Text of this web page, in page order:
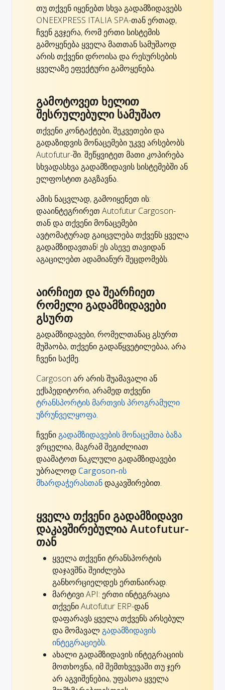
თუ თქვენ იყენებთ სხვა გადამზიდავებს
ONEEXPRESS ITALIA SPA-თან ერთად,
ჩვენ გვჯერა, რომ ერთი სისტემის
გამოყენება ყველა მათთან სამუშაოდ
არის თქვენი დროისა და რესურსების
ყველაზე ეფექტური გამოყენება.
გამოტოვეთ ხელით
შესრულებული სამუშაო
თქვენი კონტაქტები, შეკვეთები და
გადაზიდვის მონაცემები უკვე არსებობს
Autofutur-ში. შეწყვიტეთ მათი კოპირება
სხვადასხვა გადამზიდავის სისტემებში ან
ელფოსტით გაგზავნა.
ამის ნაცვლად, გამოიყენეთ ის:
დააინტეგრირეთ Autofutur Cargoson-
თან და თქვენი მონაცემები
ავტომატურად გაიცვლება თქვენს ყველა
გადამზიდავთან! ეს ასევე თავიდან
აგაცილებთ ადამიანურ შეცდომებს.
აირჩიეთ და შეარჩიეთ
რომელი გადამზიდავები
გსურთ
გადამზიდავები, რომელთანაც გსურთ
მუშაობა, თქვენი გადაწყვეტილებაა, არა
ჩვენი საქმე.
Cargoson არ არის შუამავალი ან
ექსპედიტორი, არამედ თქვენი
ტრანსპორტის მართვის პროგრამული
უზრუნველყოფა.
ჩვენიგადამზიდავების მონაცემთა ბაზა
ვრცელია, მაგრამ შეგიძლიათ
დაამატოთ ნაკლული გადამზიდავები
უბრალოდCargoson-ის
მხარდაჭერასთანდაკავშირებით.
ყველა თქვენი გადამზიდავი
დაკავშირებულია Autofutur-
თან
ყველა თქვენი ტრანსპორტის
დაჯავშნა შეიძლება
განხორციელდეს ერთნაირად.
მარტივი API: ერთი ინტეგრაცია
თქვენი Autofutur ERP-დან
დაფარავს ყველა თქვენს არსებულ
და მომავალგადამზიდავის
ინტეგრაციებს.
ახალი გადამზიდავის ინტეგრაციის
მოთხოვნა, იმ შემთხვევაში თუ ჯერ
არ აგვიშენებია,უფასოა ყველა